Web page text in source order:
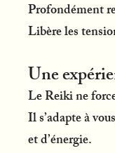
Profondément
Libère les
Une
Le Reiki ne
Il s’adapte à
et d’énergie.